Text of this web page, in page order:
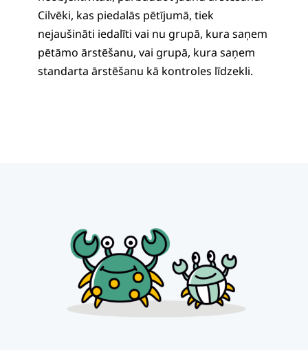
Cilvēki, kas piedalās pētījumā, tiek
nejaušināti iedalīti vai nu grupā, kura saņem
pētāmo ārstēšanu, vai grupā, kura saņem
standarta ārstēšanu kā kontroles līdzekli.